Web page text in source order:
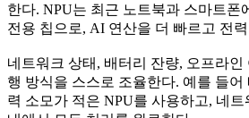
한다. NPU는 최근 노트북과 스마트폰
전용 칩으로, AI 연산을 더 빠르고 전
네트워크 상태, 배터리 잔량, 오프라인
행 방식을 스스로 조율한다. 예를 들어
력 소모가 적은 NPU를 사용하고, 네트